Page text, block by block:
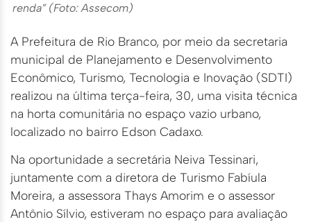
renda” (Foto: Assecom)
A Prefeitura de Rio Branco, por meio da secretaria
municipal de Planejamento e Desenvolvimento
Econômico, Turismo, Tecnologia e Inovação (SDTI)
realizou na última terça-feira, 30, uma visita técnica
na horta comunitária no espaço vazio urbano,
localizado no bairro Edson Cadaxo.
Na oportunidade a secretária Neiva Tessinari,
juntamente com a diretora de Turismo Fabíula
Moreira, a assessora Thays Amorim e o assessor
Antônio Sílvio, estiveram no espaço para avaliação